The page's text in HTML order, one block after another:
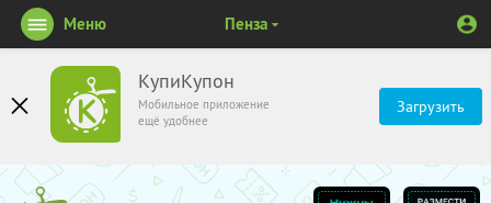
КупиКупон
Мобильное приложение
ещё удобнее
Загрузить
Меню Пенза